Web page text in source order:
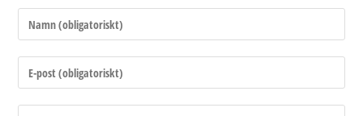
Ange
ditt
namn
eller
Ange
din
e-